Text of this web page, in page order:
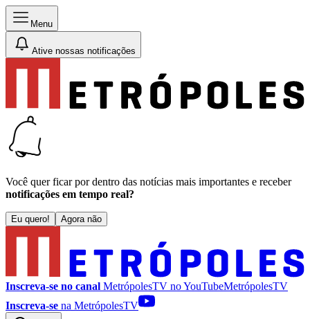
Menu
Ative nossas notificações
Você quer ficar por dentro das notícias mais importantes e receber
notificações em tempo real?
Eu quero! Agora não
Inscreva-se no canal MetrópolesTV noYouTubeMetrópolesTV
Inscreva-se na MetrópolesTV